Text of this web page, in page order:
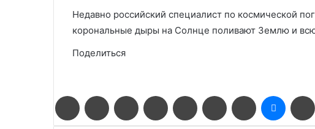
Недавно российский специалист по космической
корональные дыры на Солнце поливают Землю и
Поделиться
FacebookTwitter LinkedIn Pinterest Reddit ВконтактеОдноклассники